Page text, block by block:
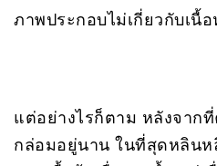
ภาพประกอบไม่เกี่ยวกับเนื้อ
แต่อย่างไรก็ตาม หลังจาก
กล่อมอยู่นาน ในที่สุดหลิน